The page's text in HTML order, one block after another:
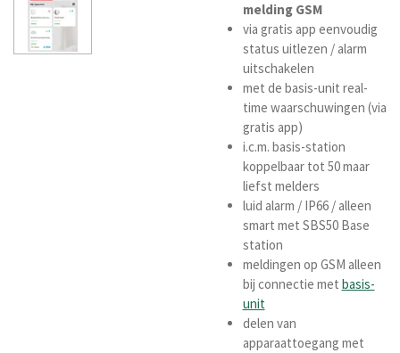
melding GSM
via gratis app eenvoudig
status uitlezen / alarm
uitschakelen
met de basis-unit real-
time waarschuwingen (via
gratis app)
i.c.m. basis-station
koppelbaar tot 50 maar
liefst melders
luid alarm / IP66 / alleen
smart met SBS50 Base
station
meldingen op GSM alleen
bij connectie met basis-
unit
delen van
apparaattoegang met